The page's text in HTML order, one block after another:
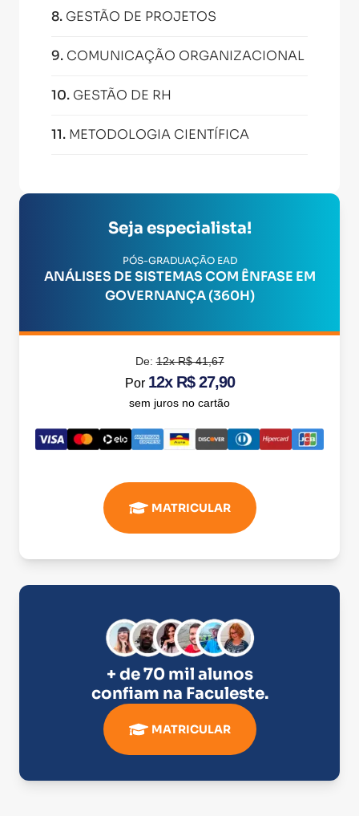
8. GESTÃO DE PROJETOS
9. COMUNICAÇÃO ORGANIZACIONAL
10. GESTÃO DE RH
11. METODOLOGIA CIENTÍFICA
Seja especialista!
PÓS-GRADUAÇÃO EAD
ANÁLISES DE SISTEMAS COM ÊNFASE EM
GOVERNANÇA (360H)
De:12x R$ 41,67
Por 12x R$ 27,90
sem juros no cartão
MATRICULAR
+ de 70 mil alunos
confiam na Faculeste.
MATRICULAR